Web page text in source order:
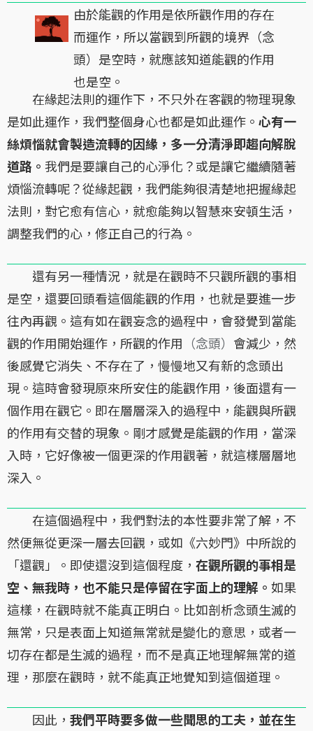
由於能觀的作用是依所觀作用的存在
而運作，所以當觀到所觀的境界（念
頭）是空時，就應該知道能觀的作用
也是空。
在緣起法則的運作下，不只外在客觀的物理現象
是如此運作，我們整個身心也都是如此運作。 心有一
絲煩惱就會製造流轉的因緣，多一分清淨即趨向解脫
道路。 我們是要讓自己的心淨化？或是讓它繼續隨著
煩惱流轉呢？從緣起觀，我們能夠很清楚地把握緣起
法則，對它愈有信心，就愈能夠以智慧來安頓生活，
調整我們的心，修正自己的行為。
還有另一種情況，就是在觀時不只觀所觀的事相
是空，還要回頭看這個能觀的作用，也就是要進一步
往內再觀。這有如在觀妄念的過程中，會發覺到當能
觀的作用開始運作，所觀的作用 （念頭） 會減少，然
後感覺它消失、不存在了，慢慢地又有新的念頭出
現。這時會發現原來所安住的能觀作用，後面還有一
個作用在觀它。即在層層深入的過程中，能觀與所觀
的作用有交替的現象。剛才感覺是能觀的作用，當深
入時，它好像被一個更深的作用觀著，就這樣層層地
深入。
在這個過程中，我們對法的本性要非常了解，不
然便無從更深一層去回觀，或如《六妙門》中所說的
「還觀」。即使還沒到這個程度， 在觀所觀的事相是
空、無我時，也不能只是停留在字面上的理解。 如果
這樣，在觀時就不能真正明白。比如剖析念頭生滅的
無常，只是表面上知道無常就是變化的意思，或者一
切存在都是生滅的過程，而不是真正地理解無常的道
理，那麼在觀時，就不能真正地覺知到這個道理。
因此， 我們平時要多做一些聞思的工夫，並在生